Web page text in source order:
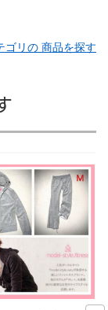
ゴリの 商品を探す